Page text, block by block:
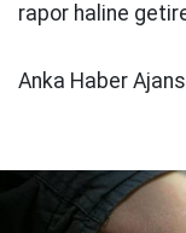
rapor haline
Anka Haber